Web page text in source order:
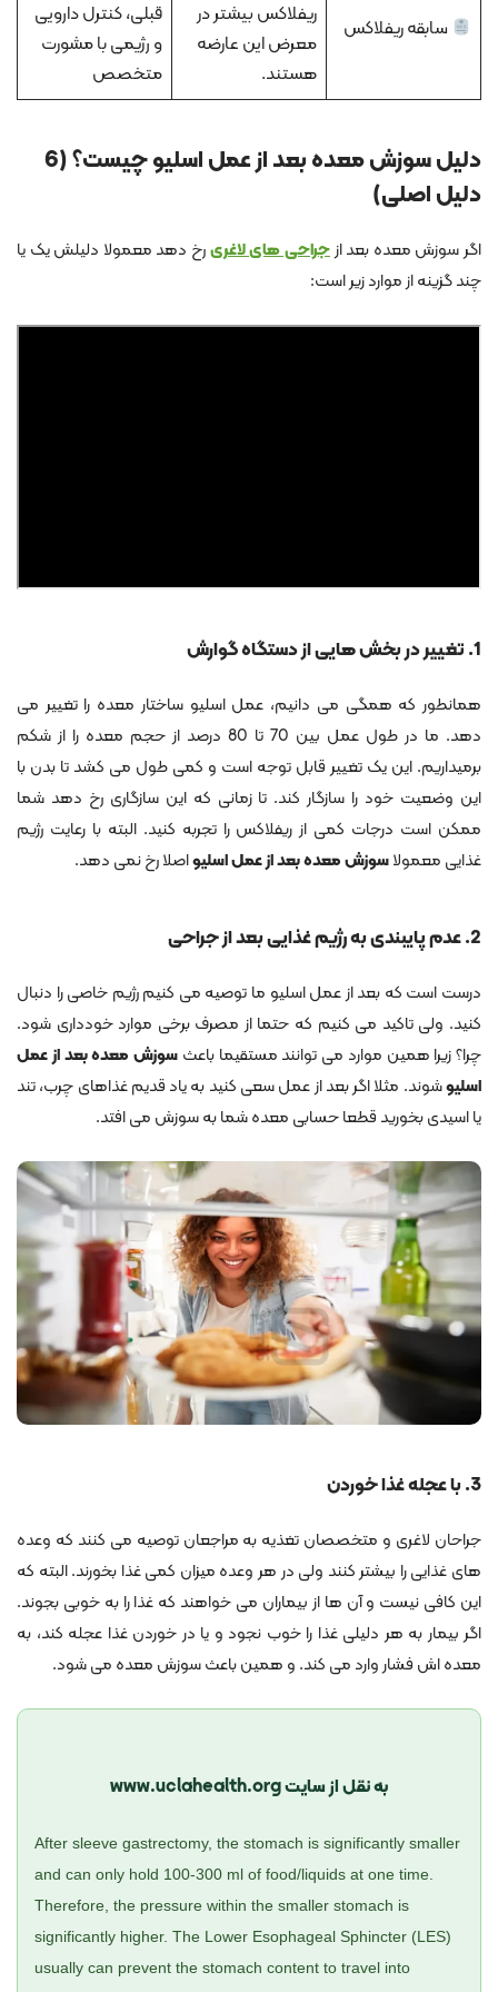
سابقه ریفلاکس
ریفلاکس بیشتر در
معرض این عارضه
هستند.
قبلی، کنترل دارویی
و رژیمی با مشورت
متخصص
دلیل سوزش معده بعد از عمل اسلیو چیست؟ (6
دلیل اصلی)
اگر سوزش معده بعد ازجراحی های لاغریرخ دهد معمولا دلیلش یک یا
چند گزینه از موارد زیر است:
1. تغییر در بخش هایی از دستگاه گوارش
همانطور که همگی می دانیم، عمل اسلیو ساختار معده را تغییر می
دهد. ما در طول عمل بین 70 تا 80 درصد از حجم معده را از شکم
برمیداریم. این یک تغییر قابل توجه است و کمی طول می کشد تا بدن با
این وضعیت خود را سازگار کند. تا زمانی که این سازگاری رخ دهد شما
ممکن است درجات کمی از ریفلاکس را تجربه کنید. البته با رعایت رژیم
غذایی معمولاسوزش معده بعد از عمل اسلیواصلا رخ نمی دهد.
2. عدم پایبندی به رژیم غذایی بعد از جراحی
درست است که بعد از عمل اسلیو ما توصیه می کنیم رژیم خاصی را دنبال
کنید. ولی تاکید می کنیم که حتما از مصرف برخی موارد خودداری شود.
چرا؟ زیرا همین موارد می توانند مستقیما باعث سوزش معده بعد از عمل
اسلیوشوند. مثلا اگر بعد از عمل سعی کنید به یاد قدیم غذاهای چرب، تند
یا اسیدی بخورید قطعا حسابی معده شما به سوزش می افتد.
3. با عجله غذا خوردن
جراحان لاغری و متخصصان تغذیه به مراجعان توصیه می کنند که وعده
های غذایی را بیشتر کنند ولی در هر وعده میزان کمی غذا بخورند. البته که
این کافی نیست و آن ها از بیماران می خواهند که غذا را به خوبی بجوند.
اگر بیمار به هر دلیلی غذا را خوب نجود و یا در خوردن غذا عجله کند، به
معده اش فشار وارد می کند. و همین باعث سوزش معده می شود.
به نقل از سایت www.uclahealth.org
After sleeve gastrectomy, the stomach is significantly smaller
and can only hold 100-300 ml of food/liquids at one time.
Therefore, the pressure within the smaller stomach is
significantly higher. The Lower Esophageal Sphincter (LES)
usually can prevent the stomach content to travel into